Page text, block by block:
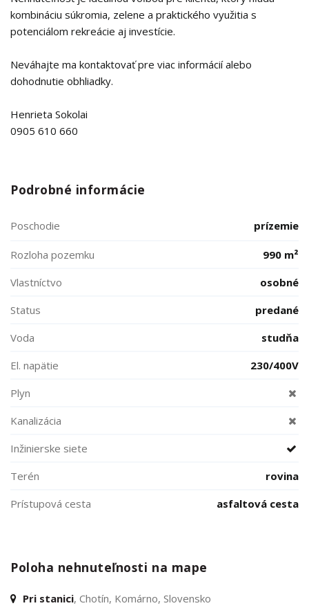
kombináciu súkromia, zelene a praktického využitia s
potenciálom rekreácie aj investície.
Neváhajte ma kontaktovať pre viac informácií alebo
dohodnutie obhliadky.
Henrieta Sokolai
0905 610 660
Podrobné informácie
Poschodie prízemie
Rozloha pozemku
990 m²
Vlastníctvo
osobné
Status
predané
Voda
studňa
El. napätie
230/400V
Plyn
Kanalizácia
Inžinierske siete
Terén
rovina
Prístupová cesta
asfaltová cesta
Poloha nehnuteľnosti na mape
Pri stanici, Chotín, Komárno, Slovensko